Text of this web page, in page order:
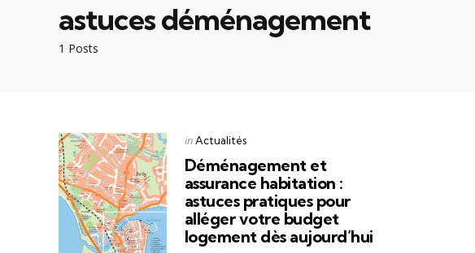
1 Posts
astuces déménagement
Categories
Posted
in Actualités
Déménagement et
assurance habitation :
astuces pratiques pour
alléger votre budget
logement dès aujourd’hui